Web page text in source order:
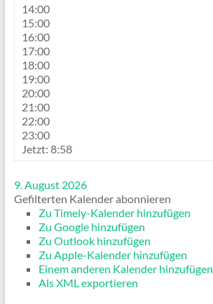
14:00
15:00
16:00
17:00
18:00
19:00
20:00
21:00
22:00
23:00
Jetzt: 8:58
9. August 2026
Gefilterten Kalender abonnieren
Zu Timely-Kalender hinzufügen
Zu Google hinzufügen
Zu Outlook hinzufügen
Zu Apple-Kalender hinzufügen
Einem anderen Kalender hinzufügen
Als XML exportieren